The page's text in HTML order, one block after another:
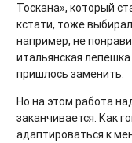
Тоскана», который
кстати, тоже
например, не
итальянская
пришлось заменить.
Но на этом работа
заканчивается. Как
адаптироваться к